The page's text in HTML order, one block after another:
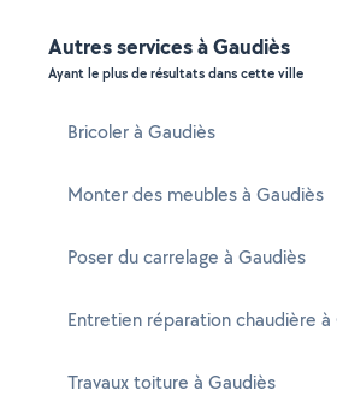
Autres services à Gaudiès
Ayant le plus de résultats dans cette ville
Bricoler à Gaudiès
Monter des meubles à Gaudiès
Poser du carrelage à Gaudiès
Entretien réparation chaudière à
Travaux toiture à Gaudiès